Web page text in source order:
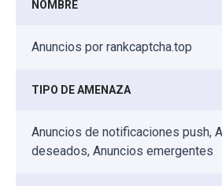
NOMBRE
Anuncios por rankcaptcha.top
TIPO DE AMENAZA
Anuncios de notificaciones push,
deseados, Anuncios emergentes